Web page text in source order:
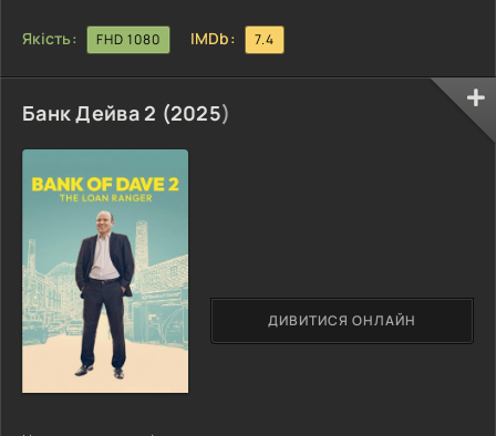
Якість: FHD 1080 IMDb: 7.4
Банк Дейва 2 (2025)
ДИВИТИСЯ ОНЛАЙН